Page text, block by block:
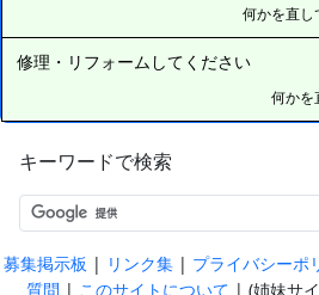
何かを直し
修理・リフォームしてください
何かを
キーワードで検索
募集掲示板 | リンク集 | プライバシーポ
質問 | このサイトについて | (姉妹サ